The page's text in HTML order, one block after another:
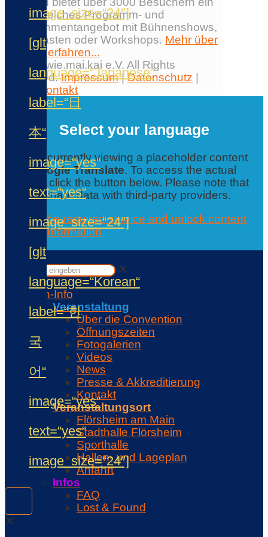
image_size=“24″]
[glt
language=“Japanese“
label=“日
本“
image=“yes“
text=“yes“
image_size=“24″]
[glt
language=“Korean“
label=“한
국
어“
image=“yes“
text=“yes“
image_size=“24″]
✕
umfangreiches Programm- und
Entertainmentangebot mit Bühnenshows,
Ehrengästen oder Workshops. Mehr über
die Con erfahren...
© 2026 wie.mai.kai e.V. All Rights
Reserved.Impressum|Datenschutz
Kontakt
Select your language
You are currently viewing a placeholder content
fromGoogle Translate. To access the actual
content, click the button below. Please note that
this will share data with third-party providers.
Accept the required service and unlock content
Further information
Contact
✕
Con-Info
Veranstaltung
Über die Convention
Öffnungszeiten
Fotogalerien
Videos
News
Presse & Akkreditierung
Kontakt
Veranstaltungsort
Flörsheim am Main
Stadthalle Flörsheim
Sporthalle
Hallen- und Lageplan
Anfahrt
Infos
FAQ
Lost & Found